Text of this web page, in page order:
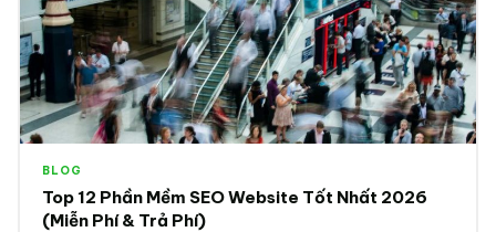
BLOG
Top 12 Phần Mềm SEO Website Tốt Nhất 2026
(Miễn Phí & Trả Phí)